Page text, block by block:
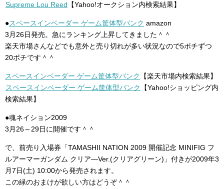
Supreme Lou Reed 【Yahoo!オークション内検索結果】
●スペースインベーダー ゲーム筐体型バンク amazon
3月26日発売。急にランキング上昇してきました＾＾
楽天市場さんなどでも意外と売り切れが多い状況なので5ポチずつ
20ポチです＾＾
スペースインベーダー ゲーム筐体型バンク
【楽天市場内検索結果】
スペースインベーダー ゲーム筐体型バンク
【Yahoo!ショッピング内
検索結果】
●魂ネイション2009
3月26～29日に開催です＾＾
で、前売り入場券「TAMASHII NATION 2009 開催記念 MINIFIG フ
ルアーマーガンダム クリア―Ver.(クリアグリーン)」付きが2009年3
月7日(土) 10:00から発売されます。
この緑のおまけが欲しい方はどうぞ＾＾